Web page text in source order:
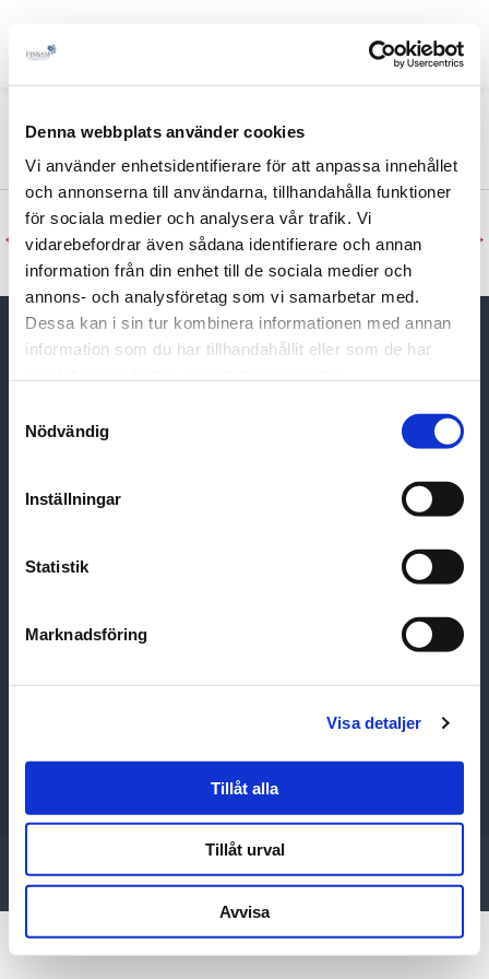
Denna webbplats använder cookies
Vi använder enhetsidentifierare för att anpassa innehållet
och annonserna till användarna, tillhandahålla funktioner
för sociala medier och analysera vår trafik. Vi
vidarebefordrar även sådana identifierare och annan
information från din enhet till de sociala medier och
annons- och analysföretag som vi samarbetar med.
Dessa kan i sin tur kombinera informationen med annan
information som du har tillhandahållit eller som de har
Nödvändig
Inställningar
Statistik
Marknadsföring
Visa detaljer
Tillåt alla
Tillåt urval
Avvisa
innehåll
Mars
Av Maria Andersson/mars 21, 2019
← Föregående Dokument Nästa Dokument →
Finsam - Samordningsförbundet Landskrona-
Arbetsförmedlingen, Försäkringskassan, Region Skåne,
KONTAKTPERSONER
© 2026 Samordningsförbundet Landskrona-Svalöv
Hemsidan underhålls avHjältebyrån AB